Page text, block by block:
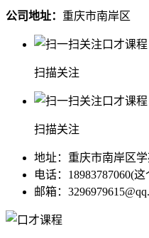
公司地址： 重庆市南岸区
扫描关注
扫描关注
地址：重庆市南岸区
电话：18983787060(
邮箱：